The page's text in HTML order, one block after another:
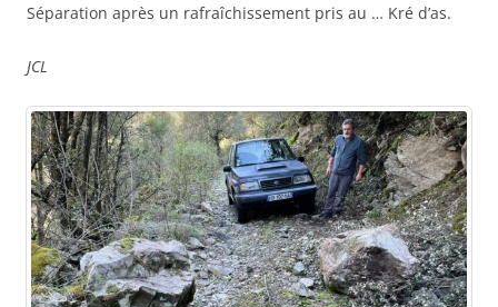
Séparation après un rafraîchissement pris au … Kré d’as.
JCL